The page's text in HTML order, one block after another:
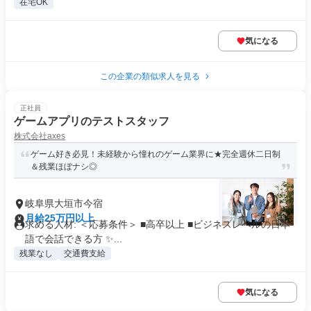
在宅OK
気になる
この企業の類似求人を見る
正社員
ゲームアプリのテストスタッフ
株式会社axes
ゲーム好き必見！未経験から憧れのゲーム業界に★完全週休二日制
＆残業ほぼナシ◎
岐阜県大垣市今宿
月給25万円以上
求める人材: ＜応募条件＞ ■高卒以上 ■ビジネスレベルの日本
語で会話できる方 ✨...
残業なし 交通費支給
気になる